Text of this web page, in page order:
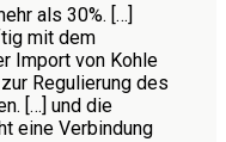
als 30%. […]
mit dem
Import von Kohle
Regulierung des
[…] und die
eine Verbindung